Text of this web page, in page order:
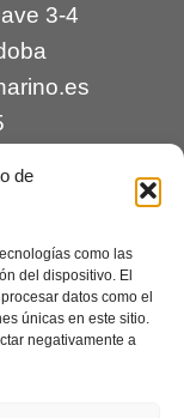
de
como las
del dispositivo. El
datos como el
únicas en este sitio.
negativamente a
3-4
|